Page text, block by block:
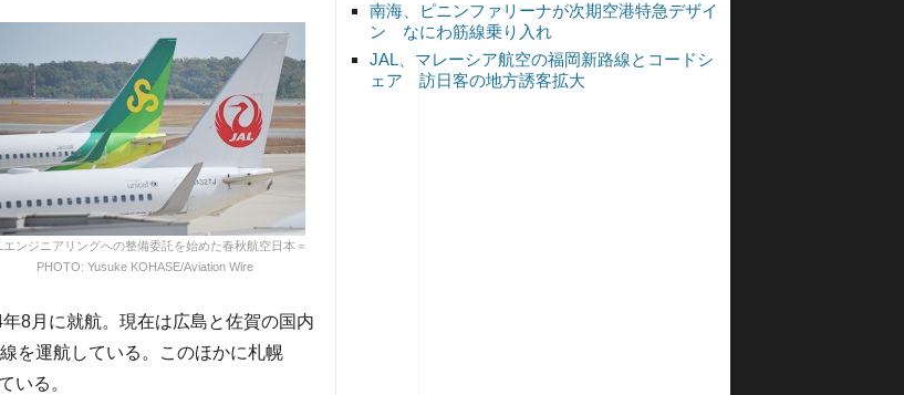
南海、ピニンファリーナが次期空港特急デザイ
ン なにわ筋線乗り入れ
JAL、マレーシア航空の福岡新路線とコードシ
ェア 訪日客の地方誘客拡大
エンジニアリングへの整備委託を始めた春秋航空日本＝
PHOTO: Yusuke KOHASE/Aviation Wire
8月に就航。現在は広島と佐賀の国内
を運航している。このほかに札幌
いる。